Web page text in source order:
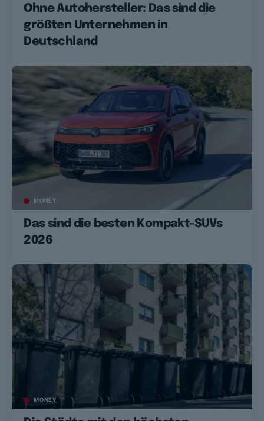
Ohne Autohersteller: Das sind die
größten Unternehmen in
Deutschland
MONEY
Das sind die besten Kompakt-SUVs
2026
MONEY